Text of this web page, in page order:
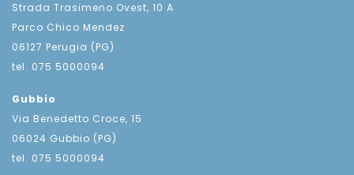
Strada Trasimeno Ovest, 10 A
Parco Chico Mendez
06127 Perugia (PG)
tel. 075 5000094
Gubbio
Via Benedetto Croce, 15
06024 Gubbio (PG)
tel. 075 5000094